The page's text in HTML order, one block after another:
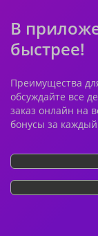
В
быстрее!
Преимущества
обсуждайте все
заказ онлайн на
бонусы за каждый